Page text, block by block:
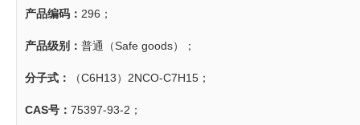
产品编码： 296；
产品级别： 普通（Safe goods）；
分子式： （C6H13）2NCO-C7H15；
CAS号： 75397-93-2；